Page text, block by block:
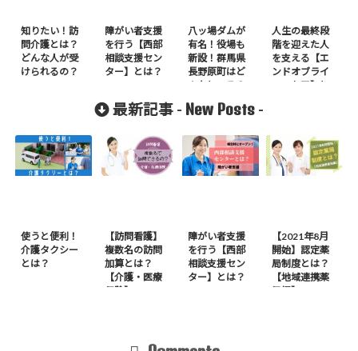
知りたい！訪
問介護とは？
どんな人が受
けられるの？
障がい者支援
を行う【西部
相談支援セン
ター】とは？
八ッ場ダムが
有名！役場も
新設！群馬県
長野原町はど
んなところ？
人生の最終段
階を迎えた人
を支える【エ
ンドオブライ
フ・ケア】と
最新記事 - New Posts -
使うと便利！
介護タクシー
とは？
【訪問看護】
複数名の訪問
加算とは？
【介護・医療
保険】
障がい者支援
を行う【西部
相談支援セン
ター】とは？
【2021年8月
開始】認定薬
局制度とは？
【地域連携薬
局編】